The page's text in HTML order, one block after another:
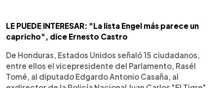
LE PUEDE INTERESAR: "La lista Engel más parece un
capricho", dice Ernesto Castro
De Honduras, Estados Unidos señaló 15 ciudadanos,
entre ellos el vicepresidente del Parlamento, Rasél
Tomé, al diputado Edgardo Antonio Casaña, al